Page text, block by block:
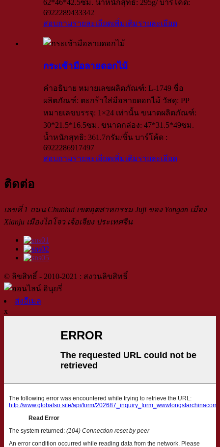
62*46*42.5ซม. น้ำหนักสุทธิ: 295g/ บาร์โค้ด:
6922289433342
สอบถามรายละเอียดเพิ่มเติมรายละเอียด
กระเช้ามือลายดอกไม้
คำอธิบาย หมายเลขผลิตภัณฑ์: L-1749 ชื่อ
ผลิตภัณฑ์: ตะกร้าใส่มือลายดอกไม้ วัสดุ: PP
หมายเลขบรรจุ: 1×24 เท่านั้น ขนาดผลิตภัณฑ์:
30*21.5*16.5ซม. ขนาดกล่อง: 47*31.5*49ซม.
น้ำหนักสุทธิ: 361.7กรัม/ชิ้น บาร์โค้ด :
6922286917497
สอบถามรายละเอียดเพิ่มเติมรายละเอียด
ติดต่อ
เลขที่ 1 ถนน Chunhui เขตอุตสาหกรรม Juji ของ Yongan เมือง
Xianju เมืองไถโจว เจ้อเจียง ประเทศจีน
© ลิขสิทธิ์ - 2010-2021 : สงวนลิขสิทธิ์
ส่งอีเมล
x